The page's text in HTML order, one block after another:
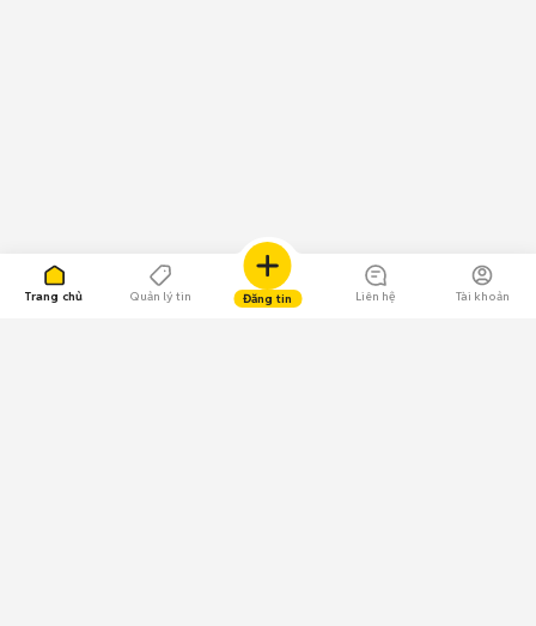
Trang chủ Quản lý tin Đăng tin Liên hệ Tài khoản